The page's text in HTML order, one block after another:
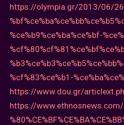
https://olympia.gr/2013/06/
%ce%b9%ce%ba%ce%bf-
%cf%83%ce%b1-
https://www.dou.gr/
https://www.ethnosnews.com/